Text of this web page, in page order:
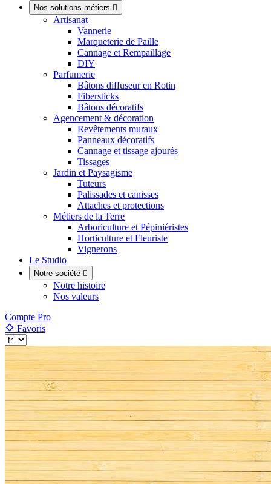
Nos solutions métiers 
Artisanat
Vannerie
Marqueterie de Paille
Cannage et Rempaillage
DIY
Parfumerie
Bâtons diffuseur en Rotin
Fibersticks
Bâtons décoratifs
Agencement & décoration
Revêtements muraux
Panneaux décoratifs
Cannage et tissage ajourés
Tissages
Jardin et Paysagisme
Tuteurs
Palissades et canisses
Attaches et protections
Métiers de la Terre
Arboriculture et Pépiniéristes
Horticulture et Fleuriste
Vignerons
Le Studio
Notre société 
Notre histoire
Nos valeurs
Compte Pro
Favoris